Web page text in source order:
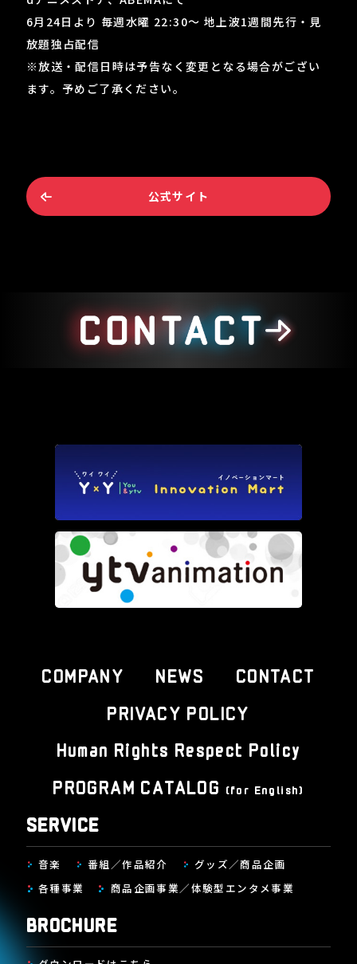
6月24日より 毎週水曜 22:30～ 地上波1週間先行・見
放題独占配信
※放送・配信日時は予告なく変更となる場合がござい
ます。予めご了承ください。
公式サイト
COMPANY NEWS
CONTACT
PRIVACY POLICY
Human Rights Respect Policy
PROGRAM CATALOG (for English)
SERVICE
音楽 番組／作品紹介
グッズ／商品企画
各種事業
商品企画事業／体験型エンタメ事業
BROCHURE